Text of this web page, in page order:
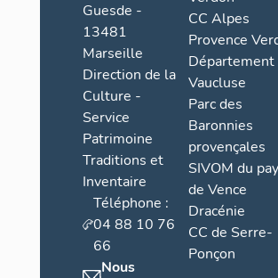
Guesde -
13481
Marseille
Direction de la
Culture -
Service
Patrimoine
Traditions et
Inventaire
Téléphone :
04 88 10 76
66
Nous
CC Alpes
Provence
Département
Vaucluse
Parc des
Baronnies
provençales
SIVOM du
de Vence
Dracénie
CC de Serre-
Ponçon